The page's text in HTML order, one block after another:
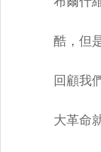
酷，但是
回顧我們
大革命就